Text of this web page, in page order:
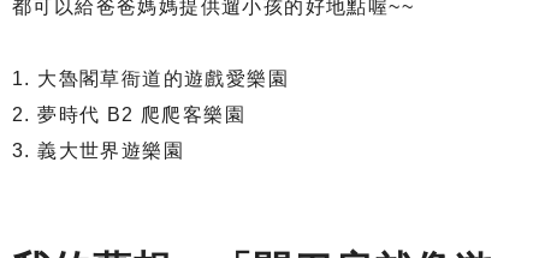
都可以給爸爸媽媽提供遛小孩的好地點喔~~
1. 大魯閣草衙道的遊戲愛樂園
2. 夢時代 B2 爬爬客樂園
3. 義大世界遊樂園